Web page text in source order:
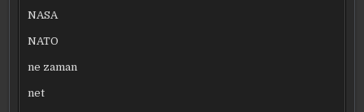
NASA
NATO
ne zaman
net